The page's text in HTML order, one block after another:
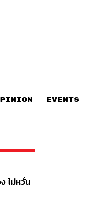
EVENTS
ไม่หวั่น